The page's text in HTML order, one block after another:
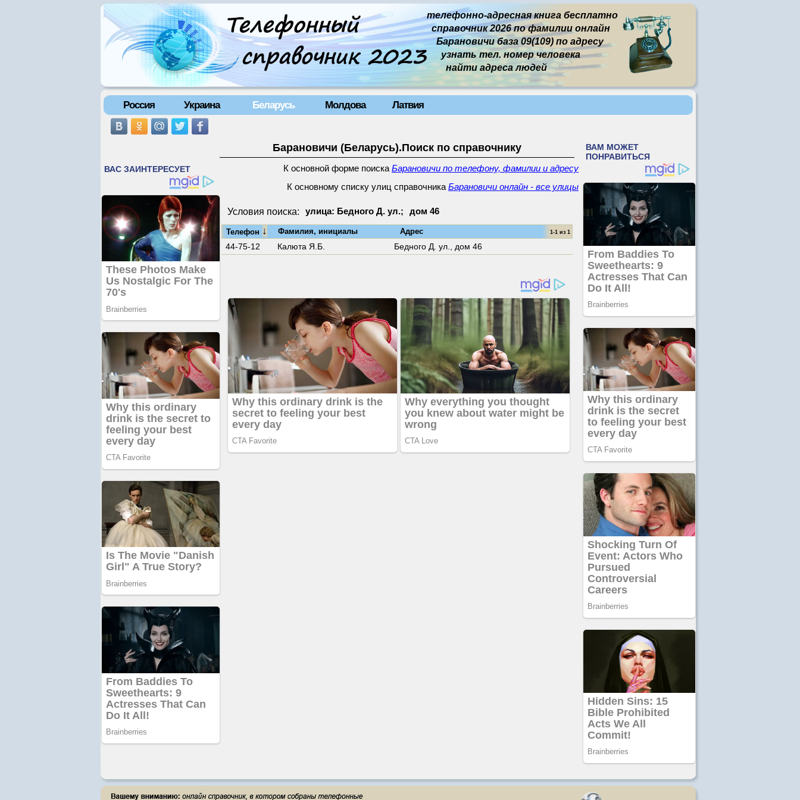
телефонно-адресная книга бесплатно
справочник 2026 по фамилии онлайн
Барановичи база 09(109) по адресу
узнать тел. номер человека
найти адреса людей
Россия Украина Беларусь Молдова Латвия
Барановичи (Беларусь).Поиск по справочнику
К основной форме поиска Барановичи по телефону, фамилии и адресу
К основному списку улиц справочника Барановичи онлайн - все улицы
Условия поиска: улица: Бедного Д. ул.; дом 46
Телефон ↓ Фамилия, инициалы Адрес 1-1 из 1
44-75-12 Калюта Я.Б. Бедного Д. ул., дом 46